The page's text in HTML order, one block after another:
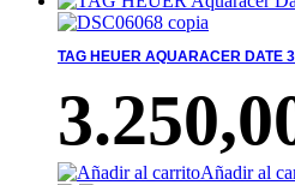
TAG HEUER AQUARACER DATE
Añadir al